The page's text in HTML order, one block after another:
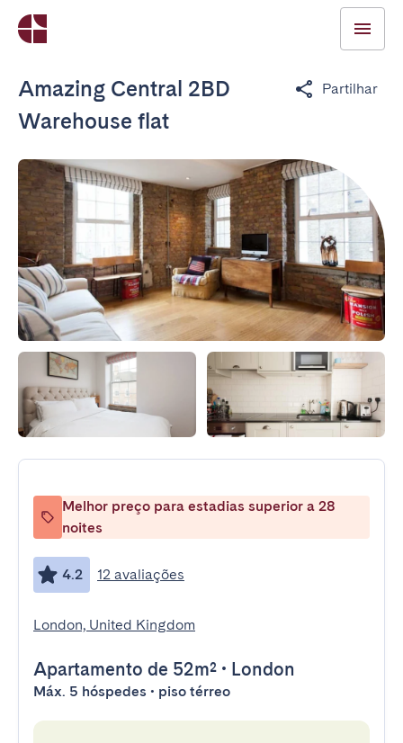
Amazing Central 2BD
Warehouse flat
Partilhar
Melhor preço para estadias superior a 28
noites
4.2 12 avaliações
London, United Kingdom
Apartamento de 52m² • London
Máx. 5 hóspedes • piso térreo